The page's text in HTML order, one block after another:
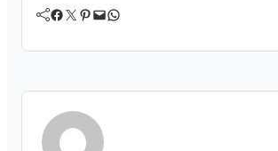
Facebook Twitter Pinterest Mail WhatsApp